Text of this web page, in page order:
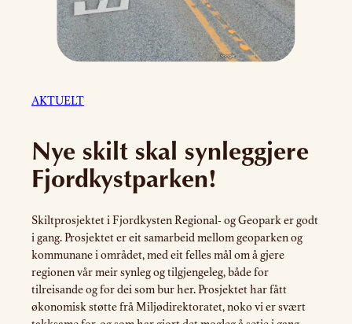
AKTUELT
Nye skilt skal synleggjere
Fjordkystparken!
Skiltprosjektet i Fjordkysten Regional- og Geopark er godt
i gang. Prosjektet er eit samarbeid mellom geoparken og
kommunane i området, med eit felles mål om å gjere
regionen vår meir synleg og tilgjengeleg, både for
tilreisande og for dei som bur her. Prosjektet har fått
økonomisk støtte frå Miljødirektoratet, noko vi er svært